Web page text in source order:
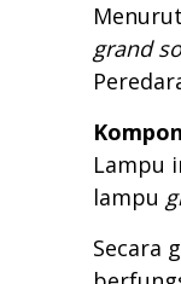
grand
Lampu
lampu
Secara